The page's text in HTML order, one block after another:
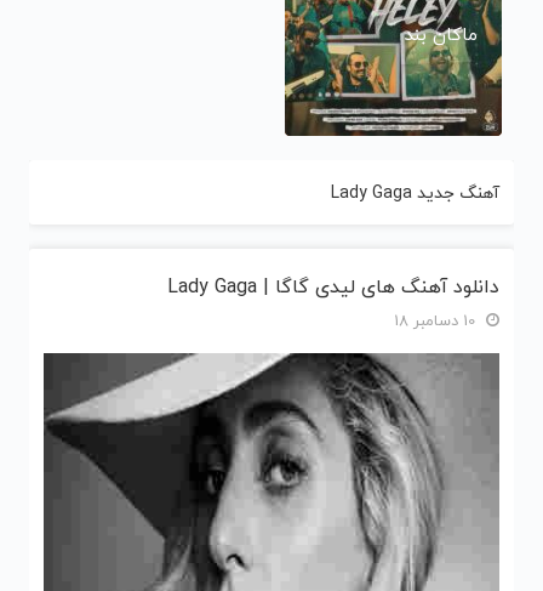
ماکان بند
آهنگ جدید Lady Gaga
دانلود آهنگ های لیدی گاگا | Lady Gaga